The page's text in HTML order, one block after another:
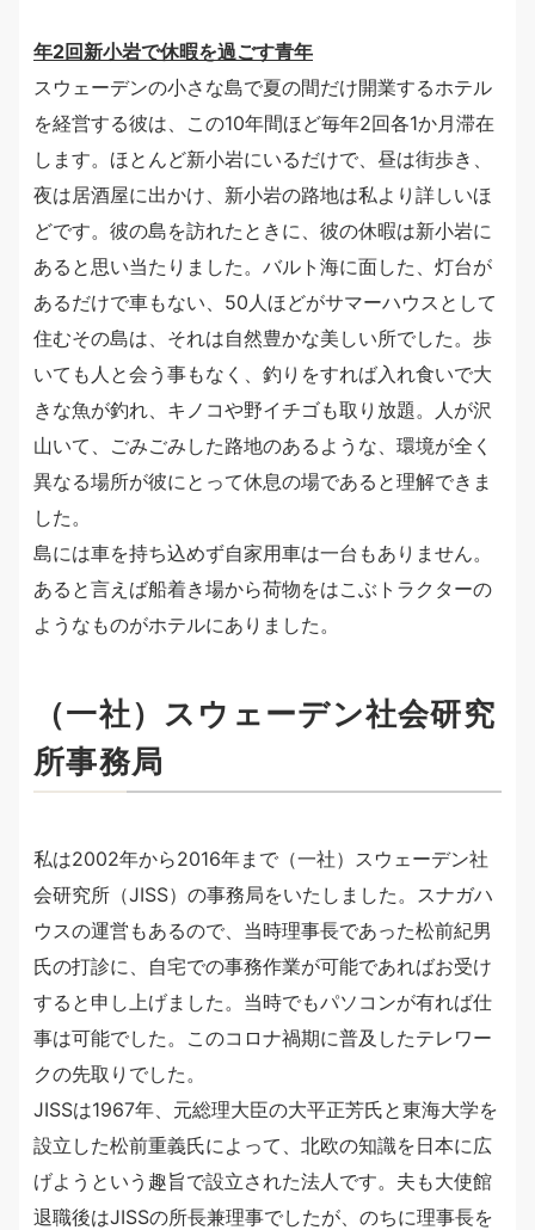
年2回新小岩で休暇を過ごす青年
スウェーデンの小さな島で夏の間だけ開業するホテル
を経営する彼は、この10年間ほど毎年2回各1か月滞在
します。ほとんど新小岩にいるだけで、昼は街歩き、
夜は居酒屋に出かけ、新小岩の路地は私より詳しいほ
どです。彼の島を訪れたときに、彼の休暇は新小岩に
あると思い当たりました。バルト海に面した、灯台が
あるだけで車もない、50人ほどがサマーハウスとして
住むその島は、それは自然豊かな美しい所でした。歩
いても人と会う事もなく、釣りをすれば入れ食いで大
きな魚が釣れ、キノコや野イチゴも取り放題。人が沢
山いて、ごみごみした路地のあるような、環境が全く
異なる場所が彼にとって休息の場であると理解できま
した。
島には車を持ち込めず自家用車は一台もありません。
あると言えば船着き場から荷物をはこぶトラクターの
ようなものがホテルにありました。
（一社）スウェーデン社会研究
所事務局
私は2002年から2016年まで（一社）スウェーデン社
会研究所（JISS）の事務局をいたしました。スナガハ
ウスの運営もあるので、当時理事長であった松前紀男
氏の打診に、自宅での事務作業が可能であればお受け
すると申し上げました。当時でもパソコンが有れば仕
事は可能でした。このコロナ禍期に普及したテレワー
クの先取りでした。
JISSは1967年、元総理大臣の大平正芳氏と東海大学を
設立した松前重義氏によって、北欧の知識を日本に広
げようという趣旨で設立された法人です。夫も大使館
退職後はJISSの所長兼理事でしたが、のちに理事長を